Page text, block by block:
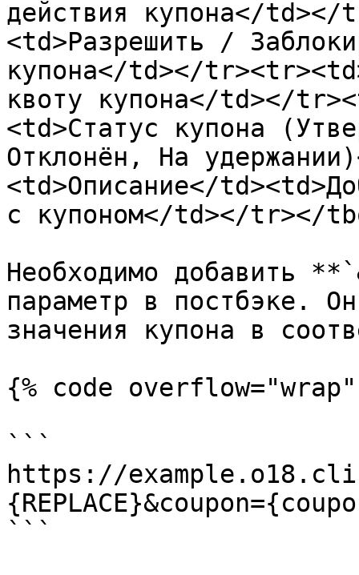
действия купона</
<td>Разрешить /
купона</td></
квоту купона</td></
<td>Статус купона
Отклонён, На
<td>Описание</
с купоном</td></tr></
Необходимо добавить
параметр в постбэке.
значения купона в
{% code
```
https://
```